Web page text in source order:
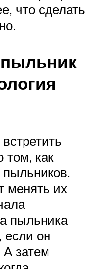
что сделать
том, как
пыльников.
менять их
пыльника
если он
А затем